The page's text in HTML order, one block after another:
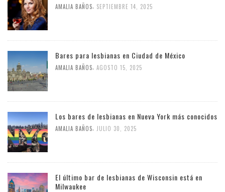
AMALIA BAÑOS SEPTIEMBRE 14, 2025
Bares para lesbianas en Ciudad de México
AMALIA BAÑOS AGOSTO 15, 2025
Los bares de lesbianas en Nueva York más conocidos
AMALIA BAÑOS JULIO 30, 2025
El último bar de lesbianas de Wisconsin está en
Milwaukee